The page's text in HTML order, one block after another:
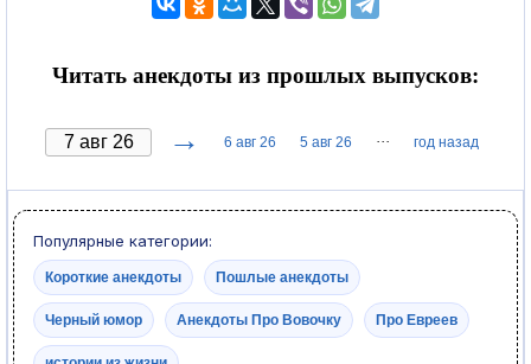
Читать анекдоты из прошлых выпусков:
→ 6 авг 26 5 авг 26 ··· год назад
Популярные категории:
Короткие анекдоты Пошлые анекдоты
Черный юмор Анекдоты Про Вовочку Про Евреев